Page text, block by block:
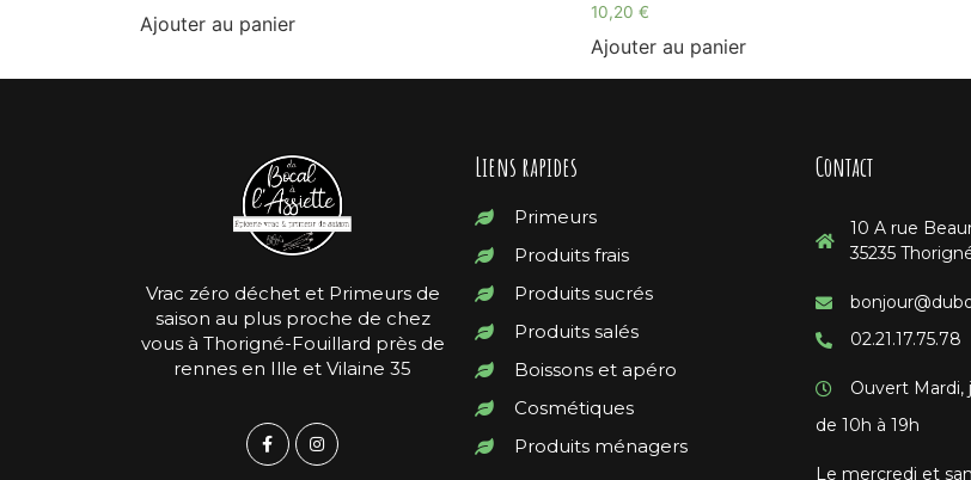
Ajouter au panier 10,20 €
Ajouter au panier
Vrac zéro déchet et Primeurs de
saison au plus proche de chez
vous à Thorigné-Fouillard près de
rennes en Ille et Vilaine 35
Liens rapides
Primeurs
Produits frais
Produits sucrés
Produits salés
Boissons et apéro
Cosmétiques
Produits ménagers
Contact
10 A rue
35235
02.21.17.75.78
Ouvert Mardi,
de 10h à 19h
Le mercredi et